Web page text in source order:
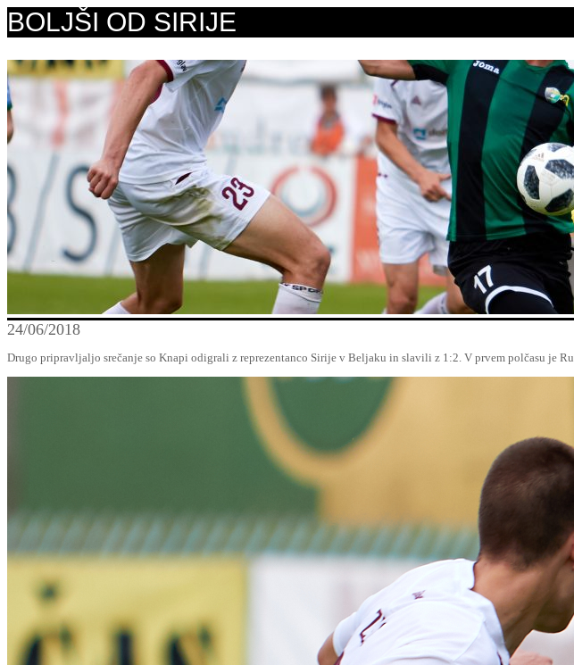
BOLJŠI OD SIRIJE
24/06/2018
Drugo pripravljaljo srečanje so Knapi odigrali z reprezentanco Sirije v Beljaku in slavili z 1:2. V prvem polčasu je